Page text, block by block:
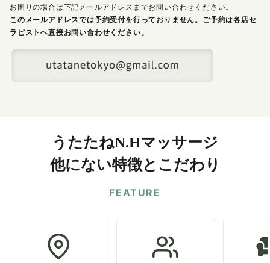
お困りの場合は下記メールアドレスまでお問い合わせください。
このメールアドレスでは予約受付を行っておりません。ご予約は各店セ
ラピストへ直接お問い合わせください。
うたたねN.Hマッサージ
他にない特徴とこだわり
FEATURE